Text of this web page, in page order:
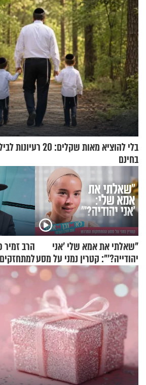
בלי להוציא מאות
בחינם
"שאלתי את אמא שלי 'אני
יהודייה?'": קטרין נמני על מסע
ההתחזקות המרגש
הרב זמיר
עם לבישת